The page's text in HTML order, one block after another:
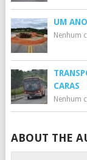
UM
Nenhum
CARAS
Nenhum
ABOUT THE